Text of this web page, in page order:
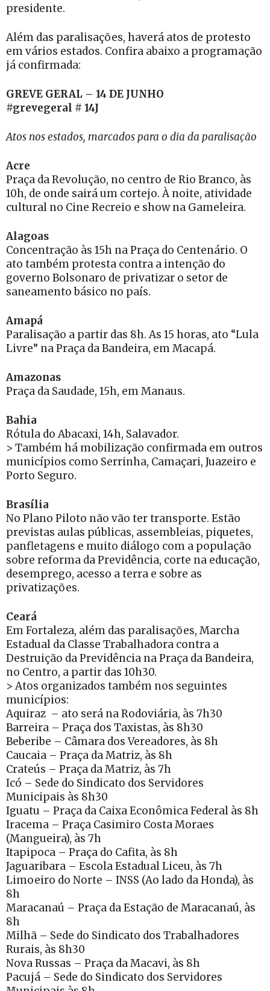
presidente.
Além das paralisações, haverá atos de protesto
em vários estados. Confira abaixo a programação
já confirmada:
GREVE GERAL – 14 DE JUNHO
#grevegeral # 14J
Atos nos estados, marcados para o dia da paralisação
Acre
Praça da Revolução, no centro de Rio Branco, às
10h, de onde sairá um cortejo. À noite, atividade
cultural no Cine Recreio e show na Gameleira.
Alagoas
Concentração às 15h na Praça do Centenário. O
ato também protesta contra a intenção do
governo Bolsonaro de privatizar o setor de
saneamento básico no país.
Amapá
Paralisação a partir das 8h. As 15 horas, ato “Lula
Livre” na Praça da Bandeira, em Macapá.
Amazonas
Praça da Saudade, 15h, em Manaus.
Bahia
Rótula do Abacaxi, 14h, Salavador.
> Também há mobilização confirmada em outros
municípios como Serrinha, Camaçari, Juazeiro e
Porto Seguro.
Brasília
No Plano Piloto não vão ter transporte. Estão
previstas aulas públicas, assembleias, piquetes,
panfletagens e muito diálogo com a população
sobre reforma da Previdência, corte na educação,
desemprego, acesso a terra e sobre as
privatizações.
Ceará
Em Fortaleza, além das paralisações, Marcha
Estadual da Classe Trabalhadora contra a
Destruição da Previdência na Praça da Bandeira,
no Centro, a partir das 10h30.
> Atos organizados também nos seguintes
municípios:
Aquiraz – ato será na Rodoviária, às 7h30
Barreira – Praça dos Taxistas, às 8h30
Beberibe – Câmara dos Vereadores, às 8h
Caucaia – Praça da Matriz, às 8h
Crateús – Praça da Matriz, às 7h
Icó – Sede do Sindicato dos Servidores
Municipais às 8h30
Iguatu – Praça da Caixa Econômica Federal às 8h
Iracema – Praça Casimiro Costa Moraes
(Mangueira), às 7h
Itapipoca – Praça do Cafita, às 8h
Jaguaribara – Escola Estadual Liceu, às 7h
Limoeiro do Norte – INSS (Ao lado da Honda), às
8h
Maracanaú – Praça da Estação de Maracanaú, às
8h
Milhã – Sede do Sindicato dos Trabalhadores
Rurais, às 8h30
Nova Russas – Praça da Macavi, às 8h
Pacujá – Sede do Sindicato dos Servidores